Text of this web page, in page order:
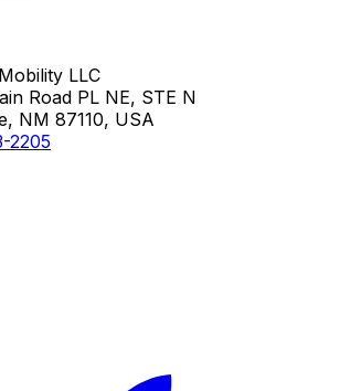
LLC
Road PL NE, STE N
NM 87110, USA
2205